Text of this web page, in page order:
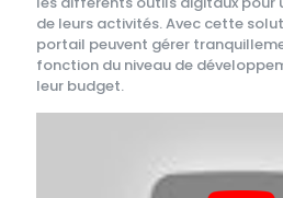
de leurs activités. Avec cette
portail peuvent gérer
fonction du niveau de
leur budget.